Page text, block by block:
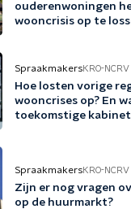
ouderenwoningen
wooncrisis op te
SpraakmakersKRO-NCRV
Hoe losten vorige
wooncrises op? En
toekomstige
SpraakmakersKRO-NCRV
Zijn er nog vragen
op de huurmarkt?